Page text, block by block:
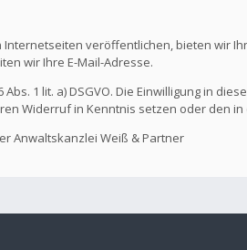
veröffentlichen, bieten wir
wir Ihre E-Mail-Adresse.
1 lit. a) DSGVO. Die Einwilligung in
Widerruf in Kenntnis setzen oder den
Anwaltskanzlei Weiß & Partner